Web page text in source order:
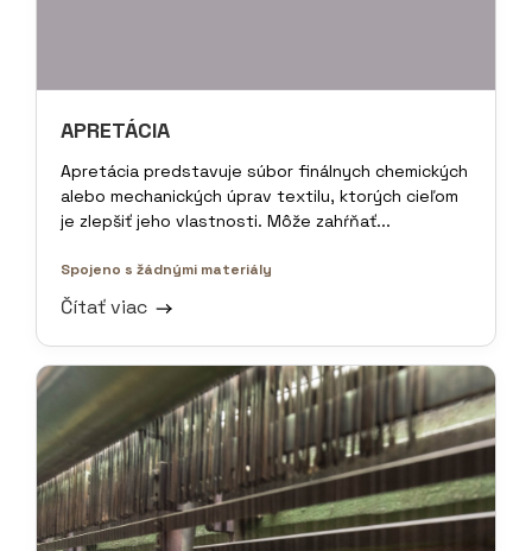
APRETÁCIA
Apretácia predstavuje súbor finálnych chemických
alebo mechanických úprav textilu, ktorých cieľom
je zlepšiť jeho vlastnosti. Môže zahŕňať...
Spojeno s žádnými materiály
Čítať viac